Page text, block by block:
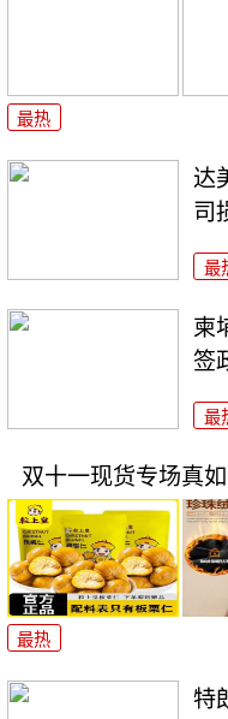
最热
达
司
最
柬
签
最
双十一现货专场真
最热
特